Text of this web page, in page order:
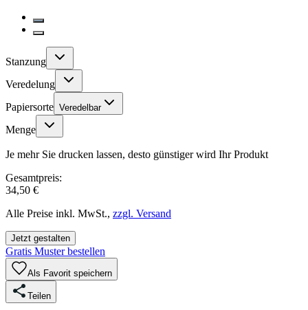
Stanzung
Veredelung
Papiersorte Veredelbar
Menge
Je mehr Sie drucken lassen, desto günstiger wird Ihr Produkt
Gesamtpreis:
34,50 €
Alle Preise inkl. MwSt., zzgl. Versand
Jetzt gestalten
Gratis Muster bestellen
Als Favorit speichern
Teilen